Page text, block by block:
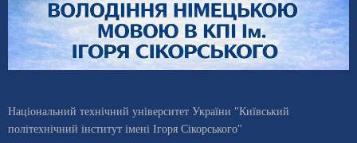
Національний технічний університет України "Київський
політехнічний інститут імені Ігоря Сікорського"